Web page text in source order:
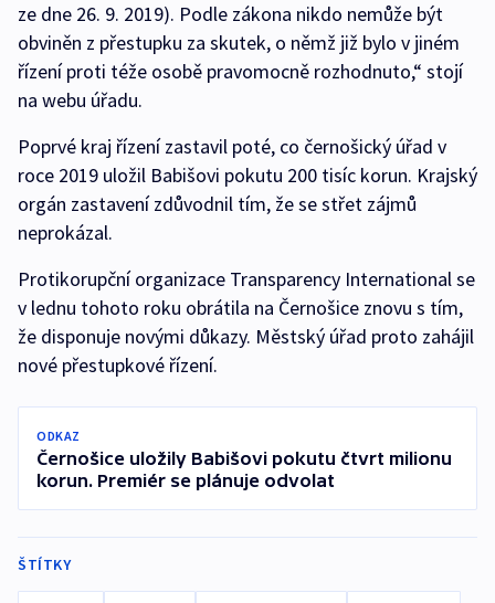
ze dne 26. 9. 2019). Podle zákona nikdo nemůže být
obviněn z přestupku za skutek, o němž již bylo v jiném
řízení proti téže osobě pravomocně rozhodnuto,“ stojí
na webu úřadu.
Poprvé kraj řízení zastavil poté, co černošický úřad v
roce 2019 uložil Babišovi pokutu 200 tisíc korun. Krajský
orgán zastavení zdůvodnil tím, že se střet zájmů
neprokázal.
Protikorupční organizace Transparency International se
v lednu tohoto roku obrátila na Černošice znovu s tím,
že disponuje novými důkazy. Městský úřad proto zahájil
nové přestupkové řízení.
ODKAZ
Černošice uložily Babišovi pokutu čtvrt milionu
korun. Premiér se plánuje odvolat
ŠTÍTKY